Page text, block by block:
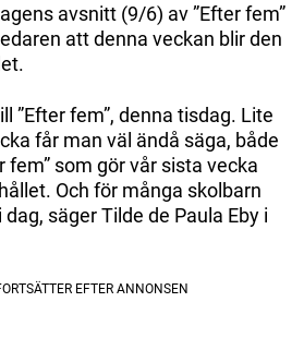
avsnitt (9/6) av ”Efter fem”
att denna veckan blir den
”Efter fem”, denna tisdag. Lite
får man väl ändå säga, både
fem” som gör vår sista vecka
Och för många skolbarn
säger Tilde de Paula Eby i